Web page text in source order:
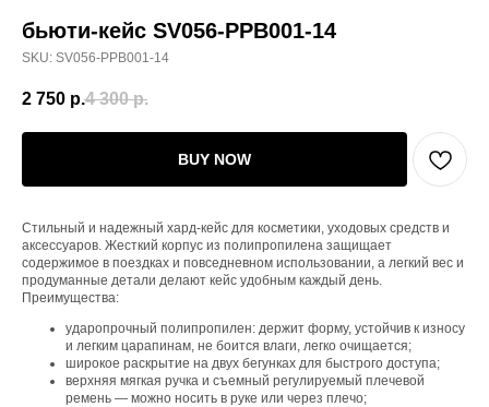
бьюти-кейс SV056-PPB001-14
SKU: SV056-PPB001-14
2 750 р.4 300 р.
BUY NOW
Стильный и надежный хард‑кейс для косметики, уходовых средств и
аксессуаров. Жесткий корпус из полипропилена защищает
содержимое в поездках и повседневном использовании, а легкий вес и
продуманные детали делают кейс удобным каждый день.
Преимущества:
ударопрочный полипропилен: держит форму, устойчив к износу
и легким царапинам, не боится влаги, легко очищается;
широкое раскрытие на двух бегунках для быстрого доступа;
верхняя мягкая ручка и съемный регулируемый плечевой
ремень — можно носить в руке или через плечо;